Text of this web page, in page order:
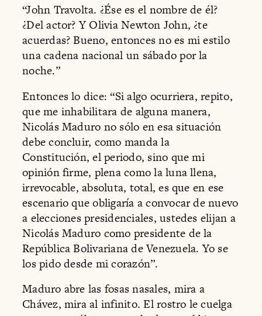
“John Travolta. ¿Ése es el nombre de él?
¿Del actor? Y Olivia Newton John, ¿te
acuerdas? Bueno, entonces no es mi estilo
una cadena nacional un sábado por la
noche.”
Entonces lo dice: “Si algo ocurriera, repito,
que me inhabilitara de alguna manera,
Nicolás Maduro no sólo en esa situación
debe concluir, como manda la
Constitución, el periodo, sino que mi
opinión firme, plena como la luna llena,
irrevocable, absoluta, total, es que en ese
escenario que obligaría a convocar de nuevo
a elecciones presidenciales, ustedes elijan a
Nicolás Maduro como presidente de la
República Bolivariana de Venezuela. Yo se
los pido desde mi corazón”.
Maduro abre las fosas nasales, mira a
Chávez, mira al infinito. El rostro le cuelga